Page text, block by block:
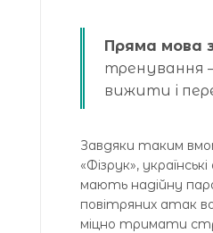
Пряма мова
тренування
вижити і
Завдяки таким
«Фізрук»,
мають надійну
повітряних атак
міцно тримати